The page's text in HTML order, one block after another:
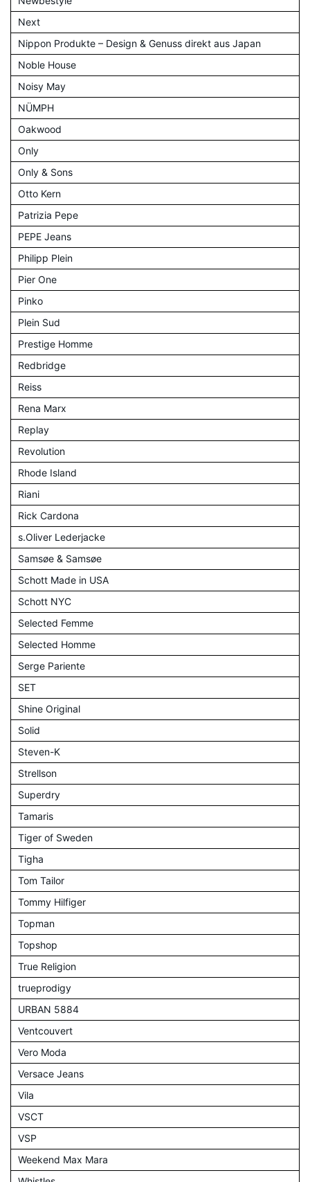
Next
Nippon Produkte – Design & Genuss direkt aus Japan
Noble House
Noisy May
NÜMPH
Oakwood
Only
Only & Sons
Otto Kern
Patrizia Pepe
PEPE Jeans
Philipp Plein
Pier One
Pinko
Plein Sud
Prestige Homme
Redbridge
Reiss
Rena Marx
Replay
Revolution
Rhode Island
Riani
Rick Cardona
s.Oliver Lederjacke
Samsøe & Samsøe
Schott Made in USA
Schott NYC
Selected Femme
Selected Homme
Serge Pariente
SET
Shine Original
Solid
Steven-K
Strellson
Superdry
Tamaris
Tiger of Sweden
Tigha
Tom Tailor
Tommy Hilfiger
Topman
Topshop
True Religion
trueprodigy
URBAN 5884
Ventcouvert
Vero Moda
Versace Jeans
Vila
VSCT
VSP
Weekend Max Mara